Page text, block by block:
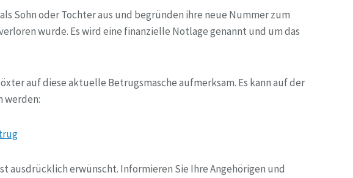
Sohn oder Tochter aus und begründen ihre neue Nummer zum
wurde. Es wird eine finanzielle Notlage genannt und um das
auf diese aktuelle Betrugsmasche aufmerksam. Es kann auf der
werden:
ausdrücklich erwünscht. Informieren Sie Ihre Angehörigen und